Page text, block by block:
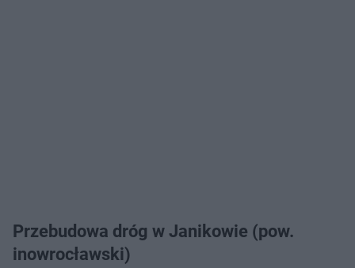
Przebudowa dróg w Janikowie (pow.
inowrocławski)